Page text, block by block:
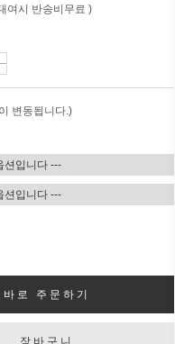
여시 반송비무료 )
변동됩니다.)
바로 주문하기
장바구니